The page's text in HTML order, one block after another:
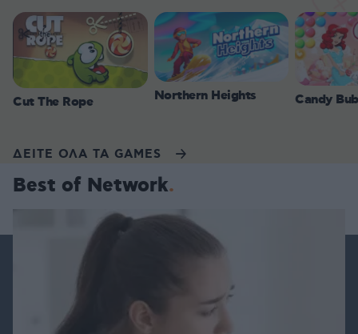
Cut The Rope Northern Heights Candy
ΔΕΙΤΕ ΟΛΑ ΤΑ GAMES
Best of Network